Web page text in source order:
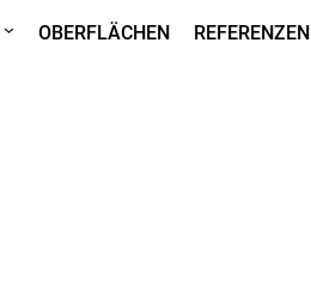
OBERFLÄCHEN REFERENZEN